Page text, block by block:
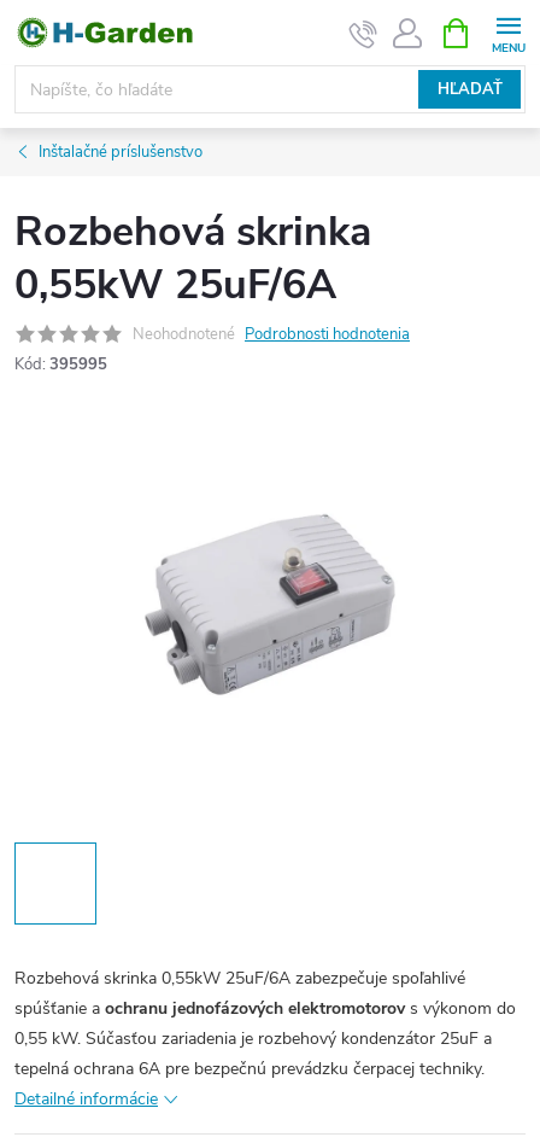
Prejsť
obsah
HĽADAŤ
KOŠÍK
Inštalačné príslušenstvo
Rozbehová skrinka
0,55kW 25uF/6A
Neohodnotené Podrobnosti hodnotenia
Kód: 395995
Rozbehová skrinka 0,55kW 25uF/6A zabezpečuje spoľahlivé
spúšťanie a ochranu jednofázových elektromotorovs výkonom do
0,55 kW. Súčasťou zariadenia je rozbehový kondenzátor 25uF a
tepelná ochrana 6A pre bezpečnú prevádzku čerpacej techniky.
Detailné informácie